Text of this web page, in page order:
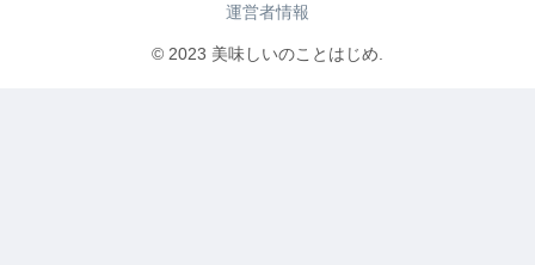
運営者情報
© 2023 美味しいのことはじめ.